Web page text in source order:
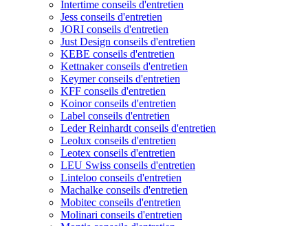
Intertime conseils d'entretien
Jess conseils d'entretien
JORI conseils d'entretien
Just Design conseils d'entretien
KEBE conseils d'entretien
Kettnaker conseils d'entretien
Keymer conseils d'entretien
KFF conseils d'entretien
Koinor conseils d'entretien
Label conseils d'entretien
Leder Reinhardt conseils d'entretien
Leolux conseils d'entretien
Leotex conseils d'entretien
LEU Swiss conseils d'entretien
Linteloo conseils d'entretien
Machalke conseils d'entretien
Mobitec conseils d'entretien
Molinari conseils d'entretien